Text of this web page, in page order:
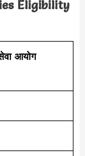
Eligibility
आयोग